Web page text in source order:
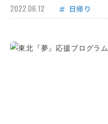
2022.06.12 日帰り